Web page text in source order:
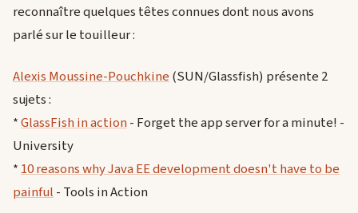
reconnaître quelques têtes connues dont nous avons
parlé sur le touilleur :
Alexis Moussine-Pouchkine (SUN/Glassfish) présente 2
sujets :
*GlassFish in action- Forget the app server for a minute! -
University
* 10 reasons why Java EE development doesn't have to be
painful - Tools in Action